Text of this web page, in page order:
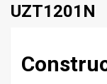
UZT1201N